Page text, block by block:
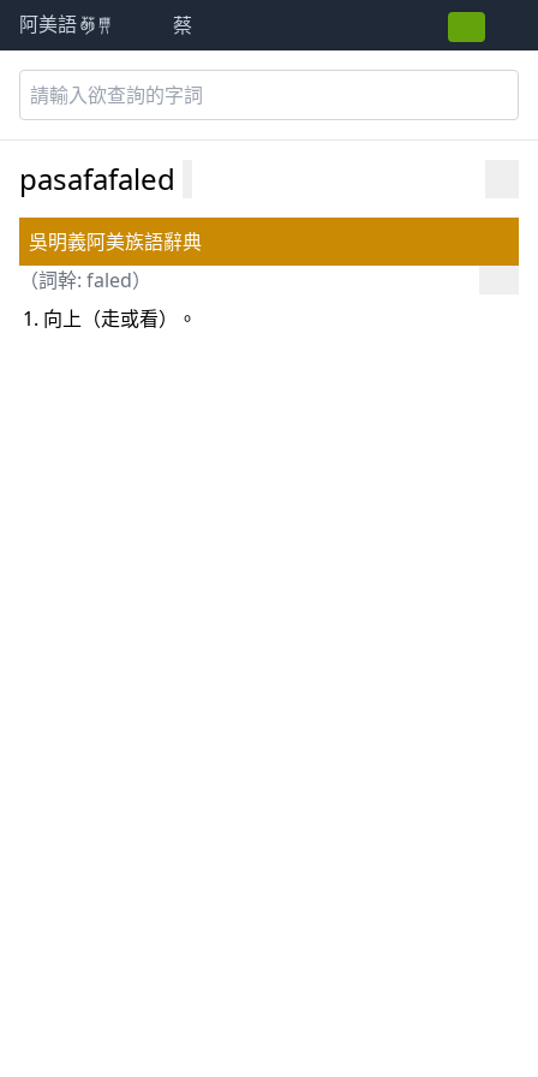
阿美語萌典 蔡
pasafafaled
吳明義阿美族語辭典
（詞幹: faled）
向上（走或看）。